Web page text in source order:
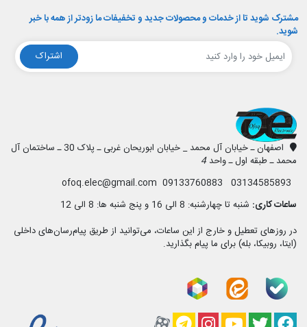
مشترک شوید تا از خدمات و محصولات جدید و تخفیفات ما زودتر از همه با خبر
شوید.
اشتراک
اصفهان ـ خیابان آل محمد _ خیابان ابوریحان غربی ـ پلاک 30 ـ ساختمان آل
محمد ـ طبقه اول ـ واحد4
ساعات کاری: شنبه تا چهارشنبه: 8 الی 16 و پنج شنبه ها: 8 الی 12
در روزهای تعطیل و خارج از این ساعات، می‌توانید از طریق پیام‌رسان‌های داخلی
(ایتا، روبیکا، بله) برای ما پیام بگذارید.